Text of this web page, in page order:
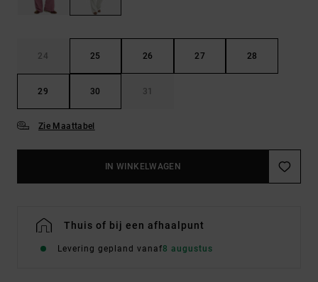
24 25 26 27 28
29 30 31
Zie Maattabel
IN WINKELWAGEN
Thuis of bij een afhaalpunt
Levering gepland vanaf8 augustus